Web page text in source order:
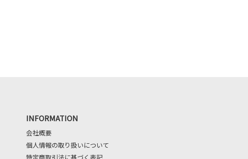
INFORMATION
会社概要
個人情報の取り扱いについて